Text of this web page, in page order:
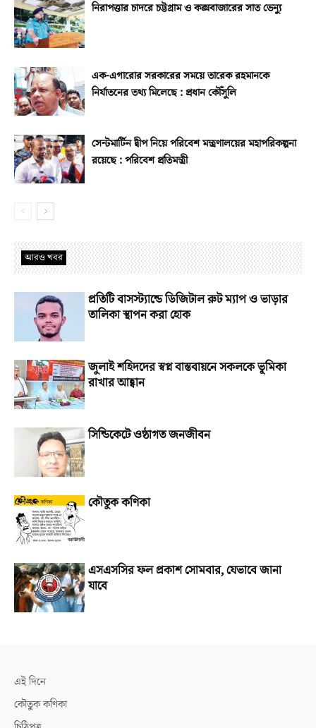
নিরাপত্তার চাদরে চট্টগ্রাম ও কক্সবাজারের সাত ভেন্যু
এক-এগারোর সরকারের সময়ে তারেক রহমানকে
নির্যাতনের তথ্য মিলেছে : প্রধান কৌঁসুলি
সেন্টমার্টিন দ্বীপ নিয়ে পরিবেশ মন্ত্রণালয়ের মহাপরিকল্পনা
রয়েছে : পরিবেশ প্রতিমন্ত্রী
আরও খবর
প্রতিটি বাসস্ট্যান্ডে ডিজিটাল রুট ম্যাপ ও ভাড়ার
তালিকা স্থাপন করা হোক
জুলাই শহিদদের স্বপ্ন বাস্তবায়নে সকলকে ভূমিকা
রাখার আহ্বান
সিন্ডিকেটে ওষ্ঠাগত জনজীবন
কৌতুক কণিকা
এসএসসির ফল প্রকাশ সোমবার, যেভাবে জানা
যাবে
এই দিনে
কৌতুক কণিকা